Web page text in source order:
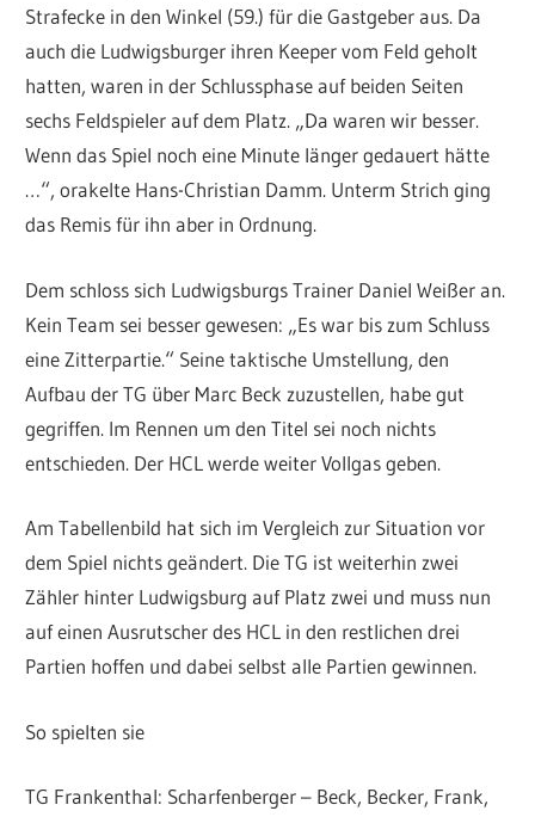
Strafecke in den Winkel (59.) für die Gastgeber aus. Da
auch die Ludwigsburger ihren Keeper vom Feld geholt
hatten, waren in der Schlussphase auf beiden Seiten
sechs Feldspieler auf dem Platz. „Da waren wir besser.
Wenn das Spiel noch eine Minute länger gedauert hätte
…“, orakelte Hans-Christian Damm. Unterm Strich ging
das Remis für ihn aber in Ordnung.
Dem schloss sich Ludwigsburgs Trainer Daniel Weißer an.
Kein Team sei besser gewesen: „Es war bis zum Schluss
eine Zitterpartie.“ Seine taktische Umstellung, den
Aufbau der TG über Marc Beck zuzustellen, habe gut
gegriffen. Im Rennen um den Titel sei noch nichts
entschieden. Der HCL werde weiter Vollgas geben.
Am Tabellenbild hat sich im Vergleich zur Situation vor
dem Spiel nichts geändert. Die TG ist weiterhin zwei
Zähler hinter Ludwigsburg auf Platz zwei und muss nun
auf einen Ausrutscher des HCL in den restlichen drei
Partien hoffen und dabei selbst alle Partien gewinnen.
So spielten sie
TG Frankenthal: Scharfenberger – Beck, Becker, Frank,